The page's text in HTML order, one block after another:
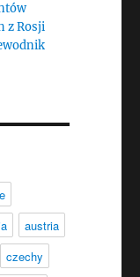
z Rosji
austria
czechy